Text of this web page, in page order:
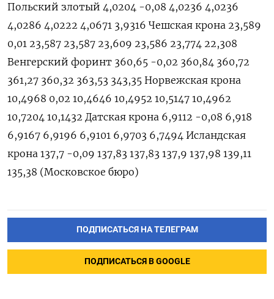
Польский злотый 4,0204 -0,08 4,0236 4,0236
4,0286 4,0222 4,0671 3,9316 Чешская крона 23,589
0,01 23,587 23,587 23,609 23,586 23,774 22,308
Венгерский форинт 360,65 -0,02 360,84 360,72
361,27 360,32 363,53 343,35 Норвежская крона
10,4968 0,02 10,4646 10,4952 10,5147 10,4962
10,7204 10,1432 Датская крона 6,9112 -0,08 6,918
6,9167 6,9196 6,9101 6,9703 6,7494 Исландская
крона 137,7 -0,09 137,83 137,83 137,9 137,98 139,11
135,38 (Московское бюро)
ПОДПИСАТЬСЯ НА ТЕЛЕГРАМ
ПОДПИСАТЬСЯ В GOOGLE